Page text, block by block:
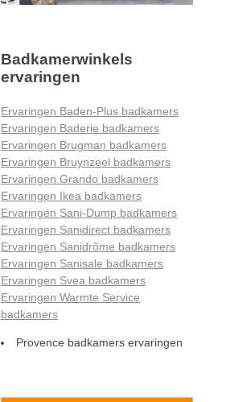
Badkamerwinkels
ervaringen
Ervaringen Baden-Plus badkamers
Ervaringen Baderie badkamers
Ervaringen Brugman badkamers
Ervaringen Bruynzeel badkamers
Ervaringen Grando badkamers
Ervaringen Ikea badkamers
Ervaringen Sani-Dump badkamers
Ervaringen Sanidirect badkamers
Ervaringen Sanidrõme badkamers
Ervaringen Sanisale badkamers
Ervaringen Svea badkamers
Ervaringen Warmte Service
badkamers
Provence badkamers ervaringen